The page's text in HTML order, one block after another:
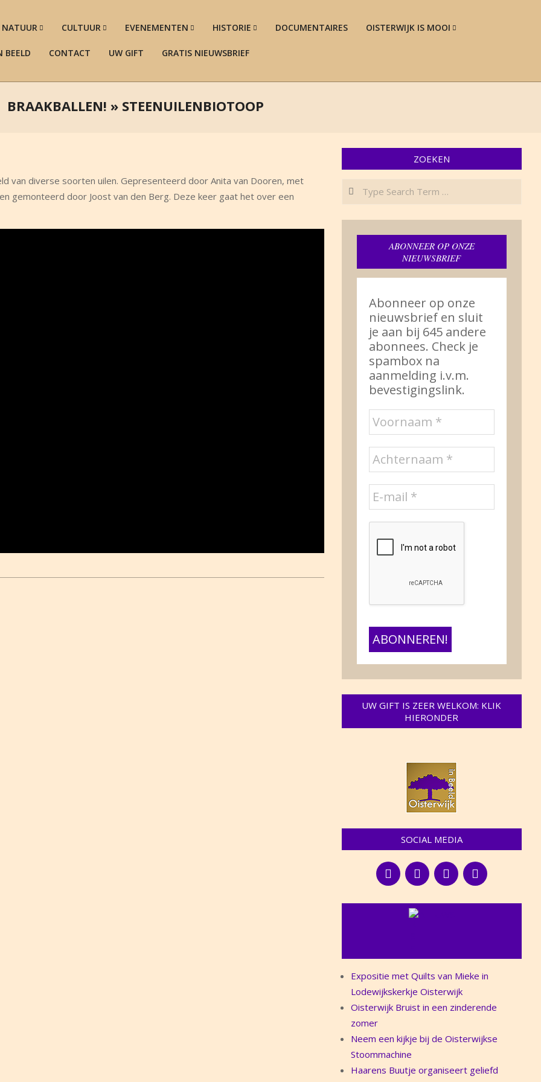
NATUUR CULTUUR EVENEMENTEN HISTORIE DOCUMENTAIRES OISTERWIJK IS MOOI
BEELD CONTACT UW GIFT GRATIS NIEUWSBRIEF
BRAAKBALLEN! » STEENUILENBIOTOOP
van diverse soorten uilen. Gepresenteerd door Anita van Dooren, met
gemonteerd door Joost van den Berg. Deze keer gaat het over een
ZOEKEN
Search
ABONNEER OP ONZE
NIEUWSBRIEF
Abonneer op onze
nieuwsbrief en sluit
je aan bij 645 andere
abonnees. Check je
spambox na
aanmelding i.v.m.
bevestigingslink.
UW GIFT IS ZEER WELKOM: KLIK
HIERONDER
SOCIAL MEDIA
Expositie met Quilts van Mieke in
Lodewijkskerkje Oisterwijk
Oisterwijk Bruist in een zinderende
zomer
Neem een kijkje bij de Oisterwijkse
Stoommachine
Haarens Buutje organiseert geliefd